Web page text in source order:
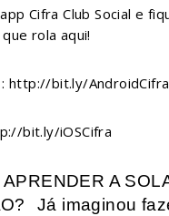
Cifra Club Social e
rola aqui!
http://bit.ly/AndroidCifra
bit.ly/iOSCifra
APRENDER A
Já imaginou